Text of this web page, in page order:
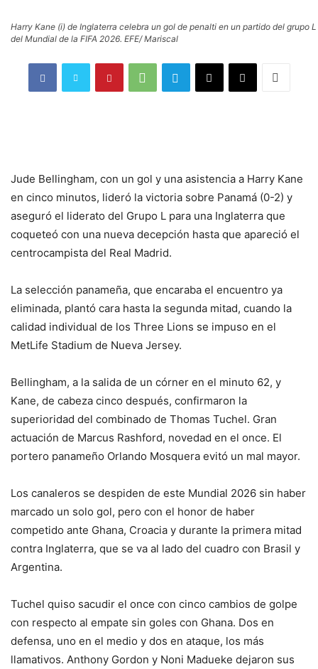
Harry Kane (i) de Inglaterra celebra un gol de penalti en un partido del grupo L
del Mundial de la FIFA 2026. EFE/ Mariscal
Jude Bellingham, con un gol y una asistencia a Harry Kane
en cinco minutos, lideró la victoria sobre Panamá (0-2) y
aseguró el liderato del Grupo L para una Inglaterra que
coqueteó con una nueva decepción hasta que apareció el
centrocampista del Real Madrid.
La selección panameña, que encaraba el encuentro ya
eliminada, plantó cara hasta la segunda mitad, cuando la
calidad individual de los Three Lions se impuso en el
MetLife Stadium de Nueva Jersey.
Bellingham, a la salida de un córner en el minuto 62, y
Kane, de cabeza cinco después, confirmaron la
superioridad del combinado de Thomas Tuchel. Gran
actuación de Marcus Rashford, novedad en el once. El
portero panameño Orlando Mosquera evitó un mal mayor.
Los canaleros se despiden de este Mundial 2026 sin haber
marcado un solo gol, pero con el honor de haber
competido ante Ghana, Croacia y durante la primera mitad
contra Inglaterra, que se va al lado del cuadro con Brasil y
Argentina.
Tuchel quiso sacudir el once con cinco cambios de golpe
con respecto al empate sin goles con Ghana. Dos en
defensa, uno en el medio y dos en ataque, los más
llamativos. Anthony Gordon y Noni Madueke dejaron sus